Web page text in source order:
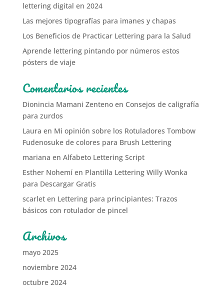
lettering digital en 2024
Las mejores tipografías para imanes y chapas
Los Beneficios de Practicar Lettering para la Salud
Aprende lettering pintando por números estos
pósters de viaje
Comentarios recientes
Dionincia Mamani Zentenoen Consejos de caligrafía
para zurdos
Laura en Mi opinión sobre los Rotuladores Tombow
Fudenosuke de colores para Brush Lettering
mariana en Alfabeto Lettering Script
Esther Nohemíen Plantilla Lettering Willy Wonka
para Descargar Gratis
scarleten Lettering para principiantes: Trazos
básicos con rotulador de pincel
Archivos
mayo 2025
noviembre 2024
octubre 2024